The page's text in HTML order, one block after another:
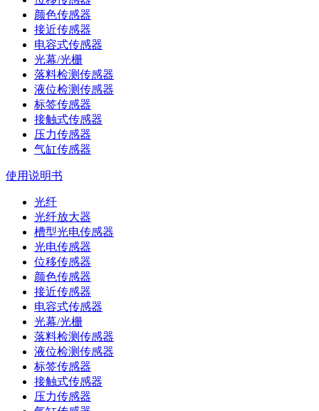
颜色传感器
接近传感器
电容式传感器
光幕/光栅
落料检测传感器
液位检测传感器
标签传感器
接触式传感器
压力传感器
气缸传感器
使用说明书
光纤
光纤放大器
槽型光电传感器
光电传感器
位移传感器
颜色传感器
接近传感器
电容式传感器
光幕/光栅
落料检测传感器
液位检测传感器
标签传感器
接触式传感器
压力传感器